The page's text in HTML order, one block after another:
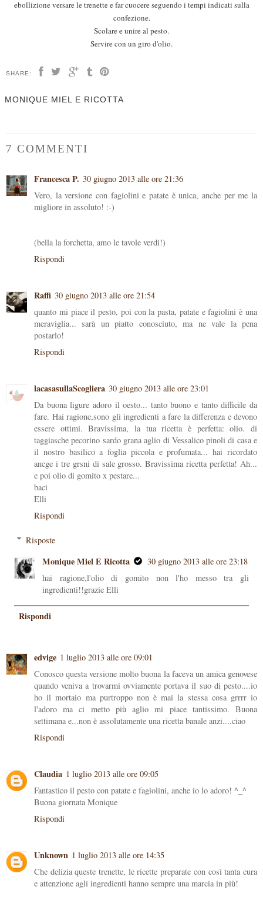
ebollizione versare le trenette e far cuocere seguendo i tempi indicati sulla
confezione.
Scolare e unire al pesto.
Servire con un giro d'olio.
SHARE:
MONIQUE MIEL E RICOTTA
7 COMMENTI
Francesca P. 30 giugno 2013 alle ore 21:36
Vero, la versione con fagiolini e patate è unica, anche per me la
migliore in assoluto! :-)
(bella la forchetta, amo le tavole verdi!)
Rispondi
Raffi 30 giugno 2013 alle ore 21:54
quanto mi piace il pesto, poi con la pasta, patate e fagiolini è una
meraviglia... sarà un piatto conosciuto, ma ne vale la pena
postarlo!
Rispondi
lacasasullaScogliera 30 giugno 2013 alle ore 23:01
Da buona ligure adoro il oesto... tanto buono e tanto difficile da
fare. Hai ragione,sono gli ingredienti a fare la differenza e devono
essere ottimi. Bravissima, la tua ricetta è perfetta: olio. di
taggiasche pecorino sardo grana aglio di Vessalico pinoli di casa e
il nostro basilico a foglia piccola e profumata... hai ricordato
ancge i tre grsni di sale grosso. Bravissima ricetta perfetta! Ah...
e poi olio di gomito x pestare...
baci
Elli
Rispondi
Risposte
Monique Miel E Ricotta
30 giugno 2013 alle ore 23:18
hai ragione,l'olio di gomito non l'ho messo tra gli
ingredienti!!grazie Elli
Rispondi
edvige 1 luglio 2013 alle ore 09:01
Conosco questa versione molto buona la faceva un amica genovese
quando veniva a trovarmi ovviamente portava il suo di pesto....io
ho il mortaio ma purtroppo non è mai la stessa cosa grrrr io
l'adoro ma ci metto più aglio mi piace tantissimo. Buona
settimana e...non è assolutamente una ricetta banale anzi....ciao
Rispondi
Claudia 1 luglio 2013 alle ore 09:05
Fantastico il pesto con patate e fagiolini, anche io lo adoro! ^_^
Buona giornata Monique
Rispondi
Unknown 1 luglio 2013 alle ore 14:35
Che delizia queste trenette, le ricette preparate con così tanta cura
e attenzione agli ingredienti hanno sempre una marcia in più!